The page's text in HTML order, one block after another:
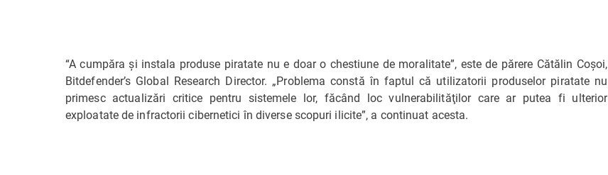
“A cumpăra şi instala produse piratate nu e doar o chestiune de moralitate”, este de părere Cătălin Coşoi,
Bitdefender’s Global Research Director. „Problema constă în faptul că utilizatorii produselor piratate nu
primesc actualizări critice pentru sistemele lor, făcând loc vulnerabilităţilor care ar putea fi ulterior
exploatate de infractorii cibernetici în diverse scopuri ilicite”, a continuat acesta.